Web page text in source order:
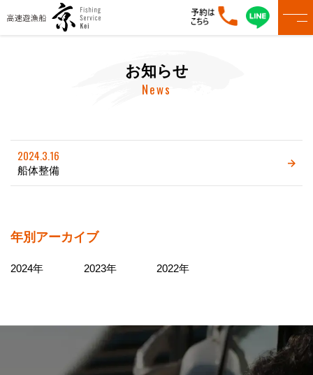
お知らせ
News
2024.3.16
船体整備
年別アーカイブ
2024年 2023年 2022年